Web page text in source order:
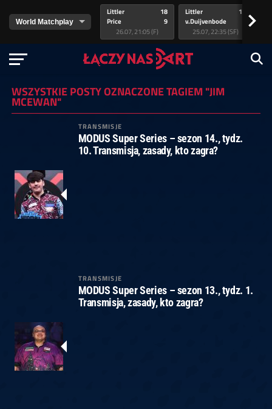
Littler
Price
18
9
26.07, 21:05 (F)
Littler
v.Duijvenbode
17
25.07, 22:35 (SF)
>
WSZYSTKIE POSTY OZNACZONE TAGIEM "JIM
MCEWAN"
TRANSMISJE
MODUS Super Series – sezon 14., tydz.
10. Transmisja, zasady, kto zagra?
TRANSMISJE
MODUS Super Series – sezon 13., tydz. 1.
Transmisja, zasady, kto zagra?